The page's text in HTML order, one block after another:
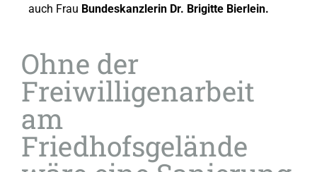
auch Frau Bundeskanzlerin Dr. Brigitte Bierlein.
Ohne der
Freiwilligenarbeit
am
Friedhofsgelände